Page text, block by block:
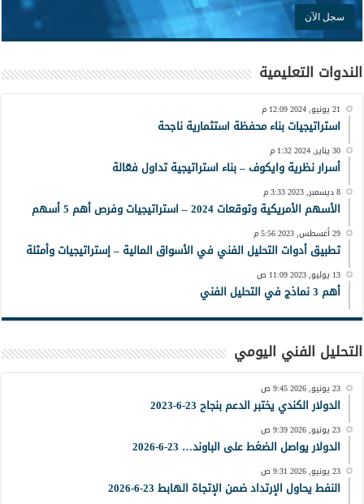
الندوات التعليمية
21 يونيو, 2024 12:09 م
استراتيجيات بناء محفظة استثمارية ناجحة
30 يناير, 2024 1:32 م
أسرار نظرية وايكوف – بناء استراتيجية تداول فعّالة
8 ديسمبر, 2023 3:33 م
الأسهم الأمريكية وتوقعات 2024 – استراتيجيات وفرص أهم 5 أسهم
29 أغسطس, 2023 5:56 م
تطبيق أدوات التحليل الفني في الأسواق المالية – إستراتيجيات وأمثلة
13 يوليو, 2023 11:09 ص
أهم 3 نماذج في التحليل الفني
التحليل الفني اليومي
23 يونيو, 2026 9:45 ص
الدولار الكندي يختبر الدعم بنجاح 23-6-2023
23 يونيو, 2026 9:39 ص
الدولار يواصل الضغط على الباوند… 23-6-2026
23 يونيو, 2026 9:31 ص
النفط يحاول الإرتداد ضمن الإتجاة الهابط 23-6-2026